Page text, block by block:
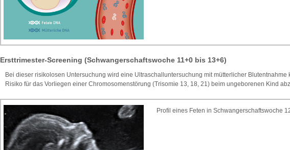
Ersttrimester-Screening (Schwangerschaftswoche 11+0 bis 13+6)
Bei dieser risikolosen Untersuchung wird eine Ultraschalluntersuchung mit mütterlicher Blutentnahme
Risiko für das Vorliegen einer Chromosomenstörung (Trisomie 13, 18, 21) beim ungeborenen Kind
Profil eines Feten in Schwangerschaftswoche